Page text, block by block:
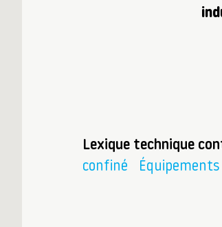
Lexique technique
confiné